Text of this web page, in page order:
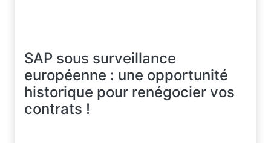
SAP sous surveillance
européenne : une opportunité
historique pour renégocier vos
contrats !